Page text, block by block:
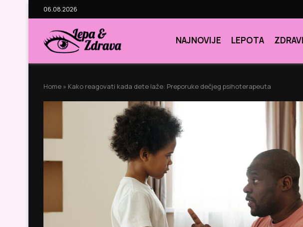
06.08.2026
NAJNOVIJE LEPOTA
Home » Kako reagovati kada dete laže: Preporuke dečjeg psihoterapeuta